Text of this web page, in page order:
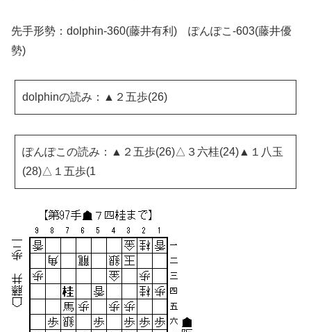
先手形勢：dolphin-360(藤井有利) ぽんぽこ-603(藤井優
勢)
dolphinの読み：▲２五歩(26)
ぽんぽこの読み：▲２五歩(26)△３六桂(24)▲１八玉
(28)△１五歩(1